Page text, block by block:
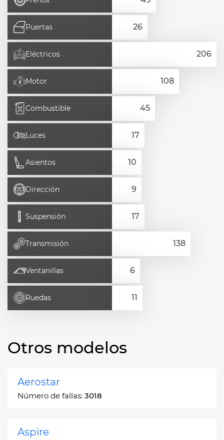
Puertas
Eléctricos
Motor
Combustible
Luces
Asientos
Dirección
Suspensión
Transmisión
Ventanillas
Ruedas
Otros modelos
Aerostar
Número de fallas: 3018
Aspire